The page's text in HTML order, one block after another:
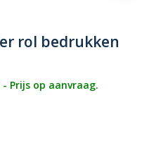
rol bedrukken
Prijs op aanvraag.